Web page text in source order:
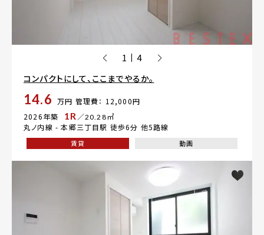
1 | 4
コンパクトにして、ここまでやるか。
14.6 万円 管理費： 12,000円
2026年築
1R ／20.28㎡
丸ノ内線 -本郷三丁目駅 徒歩6分 他5路線
賃貸 動画